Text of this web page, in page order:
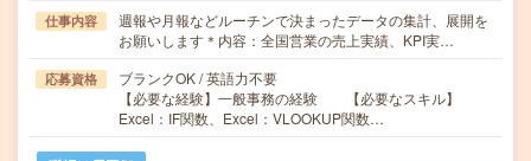
仕事内容
週報や月報などルーチンで決まったデータの集計、展開を
お願いします＊内容：全国営業の売上実績、KPI実…
応募資格
ブランクOK / 英語力不要
【必要な経験】一般事務の経験 【必要なスキル】
Excel：IF関数、Excel：VLOOKUP関数…